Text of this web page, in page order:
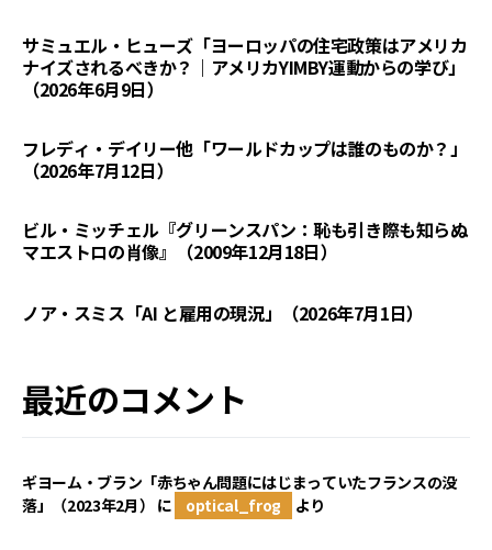
サミュエル・ヒューズ「ヨーロッパの住宅政策はアメリカ
ナイズされるべきか？｜アメリカYIMBY運動からの学び」
（2026年6月9日）
フレディ・デイリー他「ワールドカップは誰のものか？」
（2026年7月12日）
ビル・ミッチェル『グリーンスパン：恥も引き際も知らぬ
マエストロの肖像』（2009年12月18日）
ノア・スミス「AI と雇用の現況」（2026年7月1日）
最近のコメント
ギヨーム・ブラン「赤ちゃん問題にはじまっていたフランスの没
落」（2023年2月） に optical_frog より